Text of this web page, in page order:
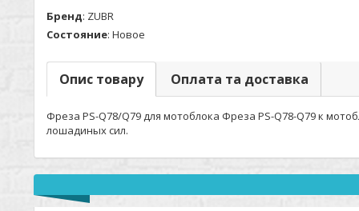
Бренд: ZUBR
Состояние: Новое
Опис товару Оплата та доставка
Фреза PS-Q78/Q79 для мотоблока Фреза PS-Q78-Q79 к
лошадиных сил.